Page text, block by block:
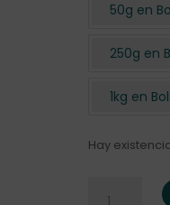
50g en
250g en
1kg en
Hay
Pu Erh Chai